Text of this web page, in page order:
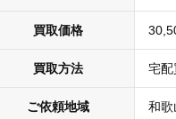
買取価格
買取方法 宅配
ご依頼地域 和歌